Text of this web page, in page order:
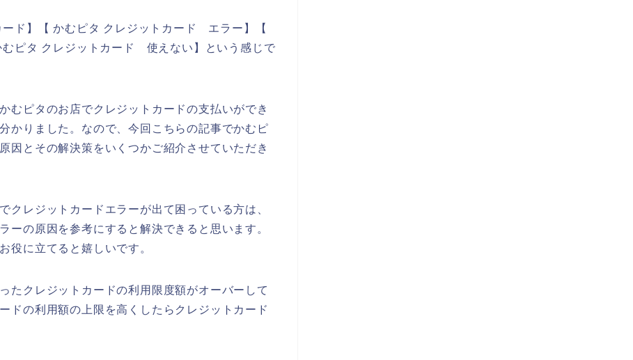
ド】【 かむピタ クレジットカード エラー】【
ピタ クレジットカード 使えない】という感じで
むピタのお店でクレジットカードの支払いができ
かりました。なので、今回こちらの記事でかむピ
因とその解決策をいくつかご紹介させていただき
クレジットカードエラーが出て困っている方は、
ーの原因を参考にすると解決できると思います。
役に立てると嬉しいです。
たクレジットカードの利用限度額がオーバーして
ドの利用額の上限を高くしたらクレジットカード